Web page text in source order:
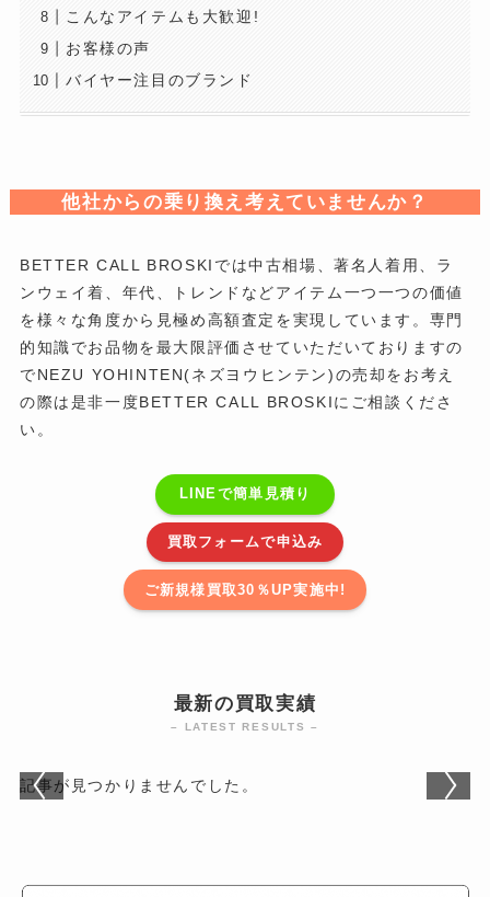
こんなアイテムも大歓迎!
お客様の声
バイヤー注目のブランド
他社からの乗り換え考えていませんか？
BETTER CALL BROSKIでは中古相場、著名人着用、ラ
ンウェイ着、年代、トレンドなどアイテム一つ一つの価値
を様々な角度から見極め高額査定を実現しています。専門
的知識でお品物を最大限評価させていただいておりますの
でNEZU YOHINTEN(ネズヨウヒンテン)の売却をお考え
の際は是非一度BETTER CALL BROSKIにご相談くださ
い。
LINEで簡単見積り
買取フォームで申込み
ご新規様買取30％UP実施中!
最新の買取実績
– LATEST RESULTS –
記事が見つかりませんでした。